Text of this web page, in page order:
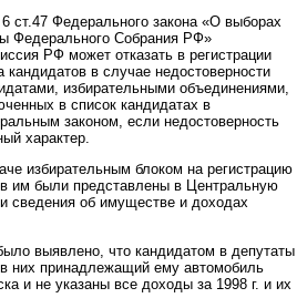
6 ст.47 Федерального закона «О выборах
Федерального Собрания РФ»
РФ может отказать в регистрации
в случае недостоверности
избирательными объединениями,
в список кандидатах в
законом, если недостоверность
характер.
избирательным блоком на регистрацию
им были представлены в Центральную
сведения об имуществе и доходах
выявлено, что кандидатом в депутаты
них принадлежащий ему автомобиль
и не указаны все доходы за 1998 г. и их